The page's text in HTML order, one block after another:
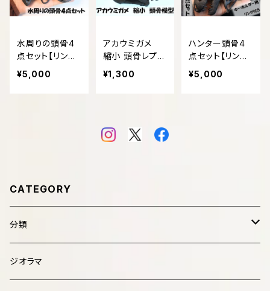
水周りの頭骨4
点セット【リング
付き】
¥5,000
アカウミガメ
縮小 頭骨レプリ
カ【リング付き】
¥1,300
ハンター頭骨4
点セット【リング
付き】
¥5,000
CATEGORY
分類
哺乳類 Mammalia
ジオラマ